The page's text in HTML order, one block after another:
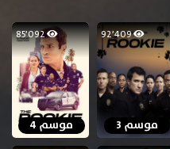
92٬409
موسم 3
85٬092
موسم 4